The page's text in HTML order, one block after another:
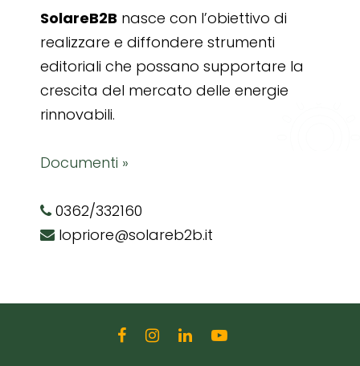
SolareB2B nasce con l’obiettivo di
realizzare e diffondere strumenti
editoriali che possano supportare la
crescita del mercato delle energie
rinnovabili.
Documenti »
0362/332160
lopriore@solareb2b.it